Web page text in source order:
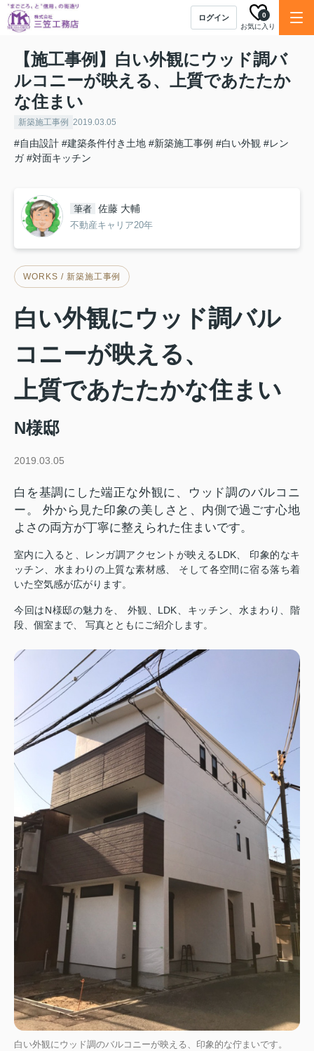
ログイン
お気に入り
0
【施工事例】白い外観にウッド調バ
ルコニーが映える、上質であたたか
な住まい
新築施工事例 2019.03.05
#自由設計 #建築条件付き土地 #新築施工事例 #白い外観 #レン
ガ #対面キッチン
筆者 佐藤 大輔
不動産キャリア20年
WORKS / 新築施工事例
白い外観にウッド調バル
コニーが映える、
上質であたたかな住まい
N様邸
2019.03.05
白を基調にした端正な外観に、ウッド調のバルコニ
ー。 外から見た印象の美しさと、内側で過ごす心地
よさの両方が丁寧に整えられた住まいです。
室内に入ると、レンガ調アクセントが映えるLDK、 印象的なキ
ッチン、水まわりの上質な素材感、 そして各空間に宿る落ち着
いた空気感が広がります。
今回はN様邸の魅力を、 外観、LDK、キッチン、水まわり、階
段、個室まで、 写真とともにご紹介します。
白い外観にウッド調のバルコニーが映える、印象的な佇まいです。